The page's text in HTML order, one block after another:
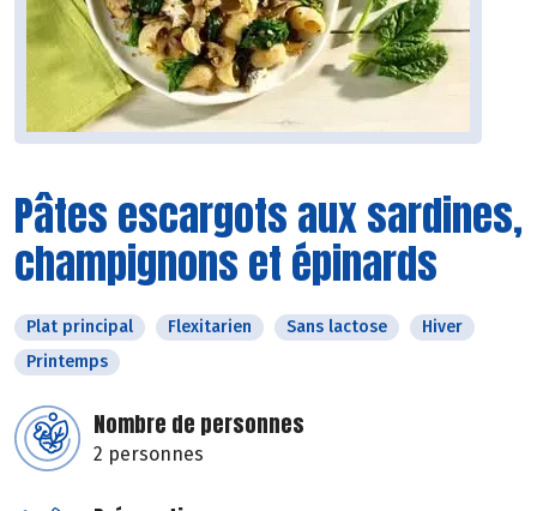
Pâtes escargots aux sardines,
champignons et épinards
Plat principal Flexitarien Sans lactose
Hiver
Printemps
Nombre de personnes
2 personnes